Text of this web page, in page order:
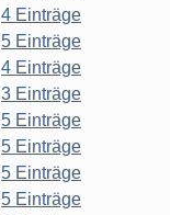
4 Einträge
5 Einträge
4 Einträge
3 Einträge
5 Einträge
5 Einträge
5 Einträge
5 Einträge